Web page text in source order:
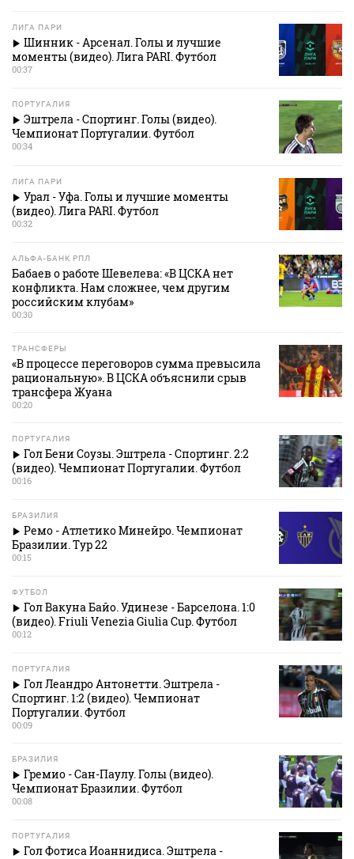
ЛИГА ПАРИ
Шинник - Арсенал. Голы и лучшие
моменты (видео). Лига PARI. Футбол
00:37
ПОРТУГАЛИЯ
Эштрела - Спортинг. Голы (видео).
Чемпионат Португалии. Футбол
00:34
ЛИГА ПАРИ
Урал - Уфа. Голы и лучшие моменты
(видео). Лига PARI. Футбол
00:32
АЛЬФА-БАНК РПЛ
Бабаев о работе Шевелева: «В ЦСКА нет
конфликта. Нам сложнее, чем другим
российским клубам»
00:30
ТРАНСФЕРЫ
«В процессе переговоров сумма превысила
рациональную». В ЦСКА объяснили срыв
трансфера Жуана
00:20
ПОРТУГАЛИЯ
Гол Бени Соузы. Эштрела - Спортинг. 2:2
(видео). Чемпионат Португалии. Футбол
00:16
БРАЗИЛИЯ
Ремо - Атлетико Минейро. Чемпионат
Бразилии. Тур 22
00:15
ФУТБОЛ
Гол Вакуна Байо. Удинезе - Барселона. 1:0
(видео). Friuli Venezia Giulia Cup. Футбол
00:12
ПОРТУГАЛИЯ
Гол Леандро Антонетти. Эштрела -
Спортинг. 1:2 (видео). Чемпионат
Португалии. Футбол
00:09
БРАЗИЛИЯ
Гремио - Сан-Паулу. Голы (видео).
Чемпионат Бразилии. Футбол
00:08
ПОРТУГАЛИЯ
Гол Фотиса Иоаннидиса. Эштрела -